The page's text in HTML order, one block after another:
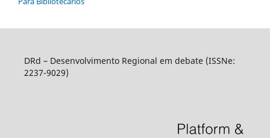
DRd – Desenvolvimento Regional em debate (ISSNe:
2237-9029)